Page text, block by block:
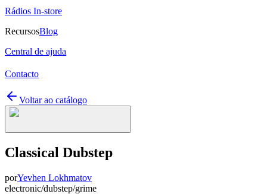
Rádios In-store
RecursosBlog
Central de ajuda
Contacto
Voltar ao catálogo
Classical Dubstep
porYevhen Lokhmatov
electronic/dubstep/grime